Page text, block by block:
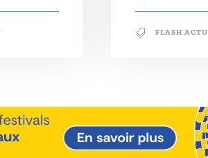
FLASH ACTU